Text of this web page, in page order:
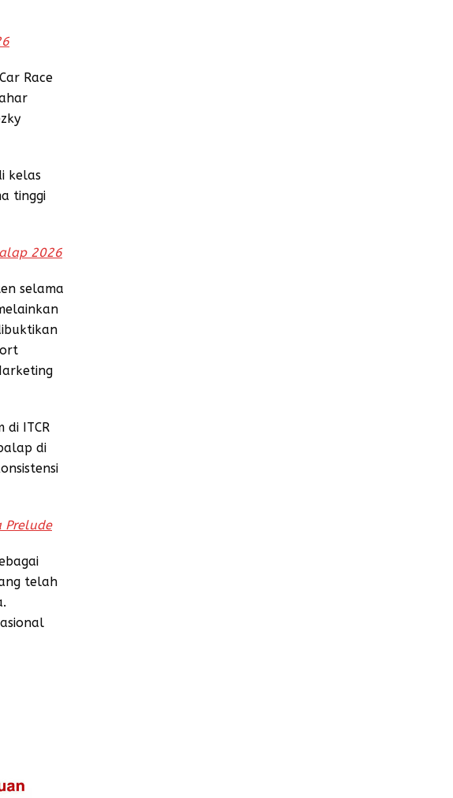
Race
kelas
tinggi
2026
selama
di ITCR
di
Prelude
telah